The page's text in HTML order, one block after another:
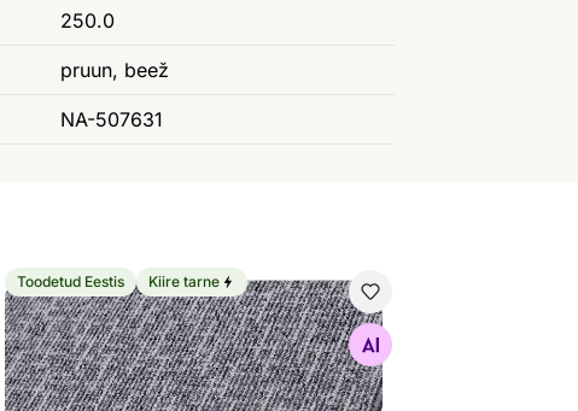
250.0
pruun, beež
NA-507631
Narma pikkvaip Novelle™
Otsi sarnaseid
Toodetud Eestis Kiire tarne